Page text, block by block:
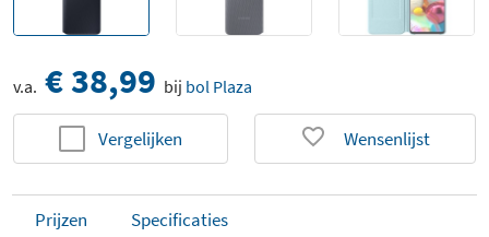
v.a. € 38,99 bij bol Plaza
Vergelijken Wensenlijst
Prijzen Specificaties